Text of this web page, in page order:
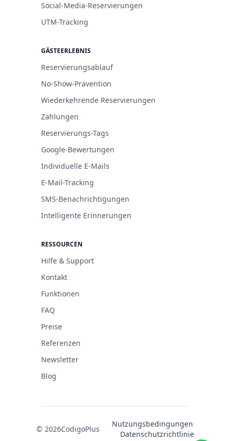
Social-Media-Reservierungen
UTM-Tracking
GÄSTEERLEBNIS
Reservierungsablauf
No-Show-Prävention
Wiederkehrende Reservierungen
Zahlungen
Reservierungs-Tags
Google-Bewertungen
Individuelle E-Mails
E-Mail-Tracking
SMS-Benachrichtigungen
Intelligente Erinnerungen
RESSOURCEN
Hilfe & Support
Kontakt
Funktionen
FAQ
Preise
Referenzen
Newsletter
Blog
© 2026CodigoPlus
Nutzungsbedingungen
Datenschutzrichtlinie